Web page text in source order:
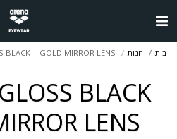
בית חנות BLACK | GOLD MIRROR LENS
BLACK
LENS